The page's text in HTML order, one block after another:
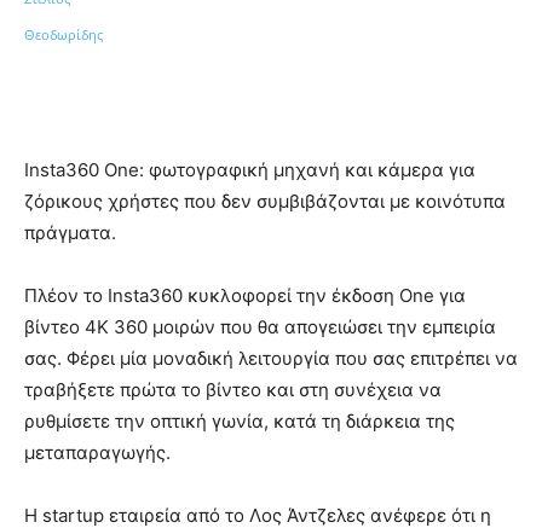
Insta360 One: φωτογραφική μηχανή και κάμερα για
ζόρικους χρήστες που δεν συμβιβάζονται με κοινότυπα
πράγματα.
Πλέον το Insta360 κυκλοφορεί την έκδοση One για
βίντεο 4K 360 μοιρών που θα απογειώσει την εμπειρία
σας. Φέρει μία μοναδική λειτουργία που σας επιτρέπει να
τραβήξετε πρώτα το βίντεο και στη συνέχεια να
ρυθμίσετε την οπτική γωνία, κατά τη διάρκεια της
μεταπαραγωγής.
Η startup εταιρεία από το Λος Άντζελες ανέφερε ότι η